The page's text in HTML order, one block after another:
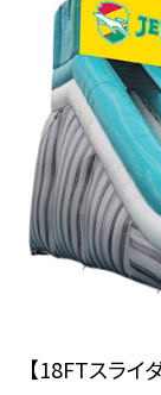
【18FTスライ